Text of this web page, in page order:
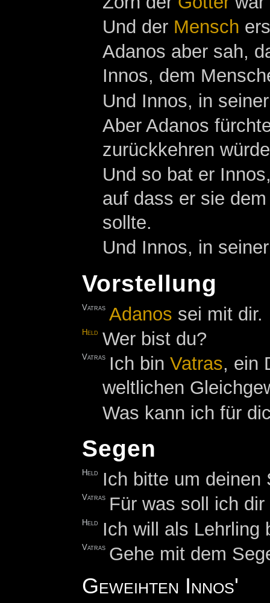
Und der Mensch
Adanos aber sah,
Innos, dem
Und Innos, in
Aber Adanos
zurückkehren
Und so bat er
auf dass er sie
sollte.
Und Innos, in
Vorstellung
Vatras Adanos sei mit dir.
Held Wer bist du?
Vatras Ich binVatras, ein
weltlichen
Was kann ich für
Segen
Held Ich bitte um deinen
Vatras Für was soll ich
Held Ich will als Lehrling
Vatras Gehe mit dem
Geweihten Innos'